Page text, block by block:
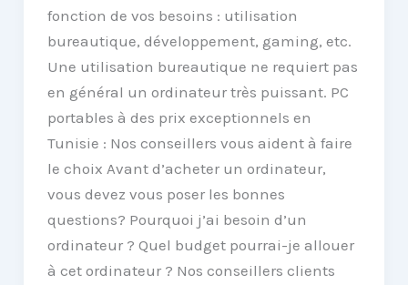
fonction de vos besoins : utilisation
bureautique, développement, gaming, etc.
Une utilisation bureautique ne requiert pas
en général un ordinateur très puissant. PC
portables à des prix exceptionnels en
Tunisie : Nos conseillers vous aident à faire
le choix Avant d’acheter un ordinateur,
vous devez vous poser les bonnes
questions? Pourquoi j’ai besoin d’un
ordinateur ? Quel budget pourrai-je allouer
à cet ordinateur ? Nos conseillers clients